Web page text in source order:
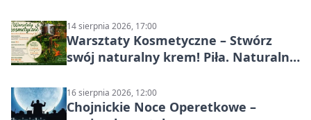
14 sierpnia 2026, 17:00
Warsztaty Kosmetyczne – Stwórz
swój naturalny krem! Piła. Naturalna
16 sierpnia 2026, 12:00
Chojnickie Noce Operetkowe –